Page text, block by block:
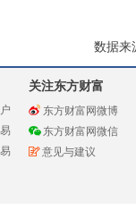
数据来
关注东方财富
东方财富网微博
东方财富网微信
意见与建议